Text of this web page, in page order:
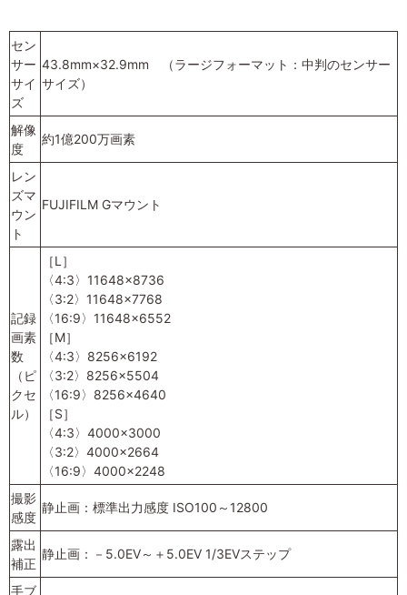
セン
サー
サイ
ズ
43.8mm×32.9mm （ラージフォーマット：中判のセンサー
サイズ）
解像
度
約1億200万画素
レン
ズマ
ウン
ト
FUJIFILM Gマウント
記録
画素
数
（ピ
クセ
ル）
［L］
〈4:3〉11648×8736
〈3:2〉11648×7768
〈16:9〉11648×6552
［M］
〈4:3〉8256×6192
〈3:2〉8256×5504
〈16:9〉8256×4640
［S］
〈4:3〉4000×3000
〈3:2〉4000×2664
〈16:9〉4000×2248
撮影
感度
静止画：標準出力感度 ISO100～12800
露出
補正
静止画：－5.0EV～＋5.0EV 1/3EVステップ
手ブ